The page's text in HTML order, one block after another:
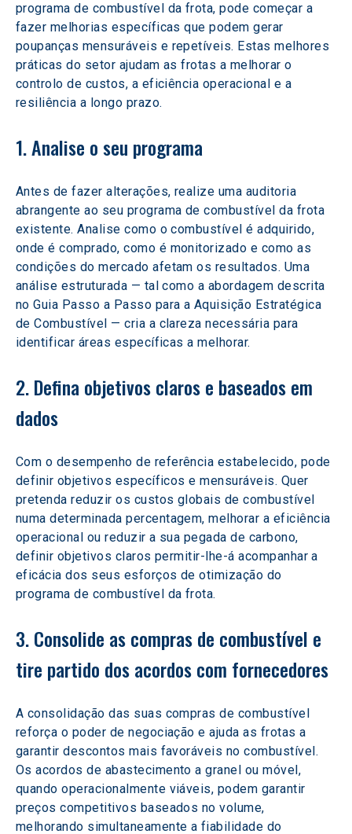
programa de combustível da frota, pode começar a
fazer melhorias específicas que podem gerar
poupanças mensuráveis e repetíveis. Estas melhores
práticas do setor ajudam as frotas a melhorar o
controlo de custos, a eficiência operacional e a
resiliência a longo prazo.
1. Analise o seu programa
Antes de fazer alterações, realize uma auditoria
abrangente ao seu programa de combustível da frota
existente. Analise como o combustível é adquirido,
onde é comprado, como é monitorizado e como as
condições do mercado afetam os resultados. Uma
análise estruturada — tal como a abordagem descrita
no Guia Passo a Passo para a Aquisição Estratégica
de Combustível — cria a clareza necessária para
identificar áreas específicas a melhorar.
2. Defina objetivos claros e baseados em
dados
Com o desempenho de referência estabelecido, pode
definir objetivos específicos e mensuráveis. Quer
pretenda reduzir os custos globais de combustível
numa determinada percentagem, melhorar a eficiência
operacional ou reduzir a sua pegada de carbono,
definir objetivos claros permitir-lhe-á acompanhar a
eficácia dos seus esforços de otimização do
programa de combustível da frota.
3. Consolide as compras de combustível e
tire partido dos acordos com fornecedores
A consolidação das suas compras de combustível
reforça o poder de negociação e ajuda as frotas a
garantir descontos mais favoráveis no combustível.
Os acordos de abastecimento a granel ou móvel,
quando operacionalmente viáveis, podem garantir
preços competitivos baseados no volume,
melhorando simultaneamente a fiabilidade do